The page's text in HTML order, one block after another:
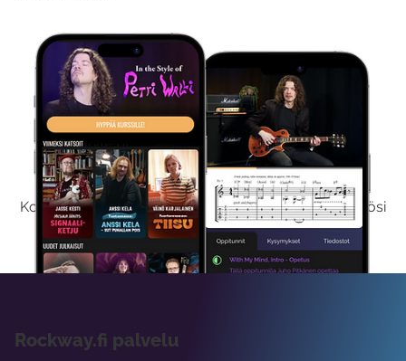
Kokeile Ilmaiseksi
Kokeilemalla ilmaiseksi saat koko sisältömme käyttöösi
viikon ajaksi.
Rockway.fi palvelu